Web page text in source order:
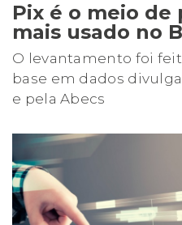
Pix é o meio de
mais usado no
O levantamento foi
base em dados
e pela Abecs